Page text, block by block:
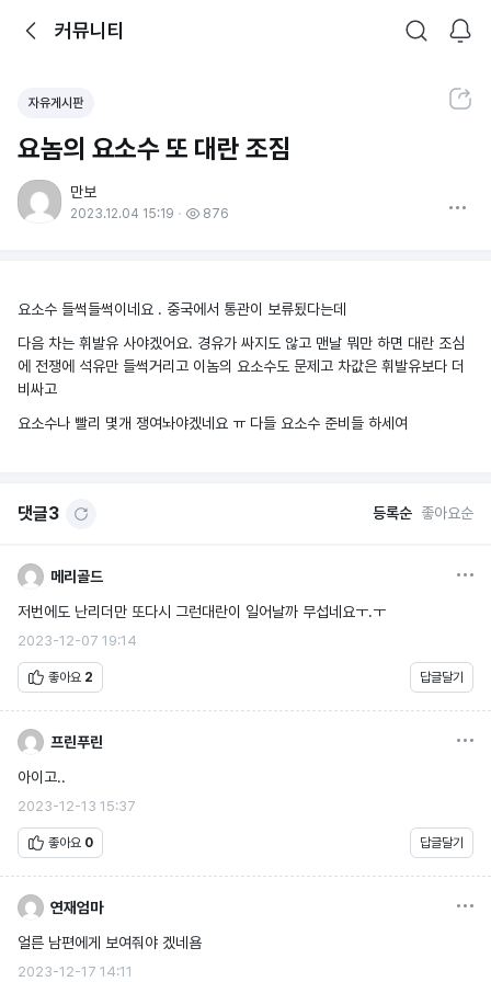
뒤로가기커뮤니티
커뮤니티
검색
알림
공유하기
자유게시판
요놈의 요소수 또 대란 조짐
만보
2023.12.04 15:19 876
요소수 들썩들썩이네요 . 중국에서 통관이 보류됬다는데
다음 차는 휘발유 사야겠어요. 경유가 싸지도 않고 맨날 뭐만 하면 대란 조심
에 전쟁에 석유만 들썩거리고 이놈의 요소수도 문제고 차값은 휘발유보다 더
비싸고
요소수나 빨리 몇개 쟁여놔야겠네요 ㅠ 다들 요소수 준비들 하세여
댓글3 등록순 좋아요순
메리골드
저번에도 난리더만 또다시 그런대란이 일어날까 무섭네요ㅜ.ㅜ
2023-12-07 19:14
좋아요 2 답글달기
프린푸린
아이고..
2023-12-13 15:37
좋아요 0 답글달기
연재엄마
얼른 남편에게 보여줘야 겠네욤
2023-12-17 14:11